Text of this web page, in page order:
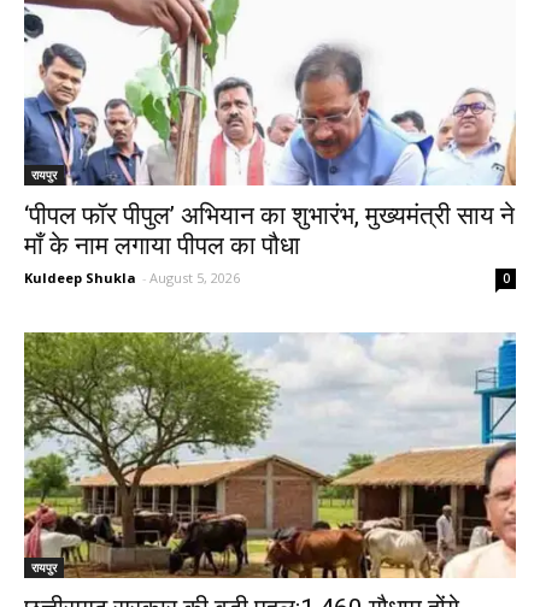
रायपुर
‘पीपल फॉर पीपुल’ अभियान का शुभारंभ, मुख्यमंत्री साय ने
माँ के नाम लगाया पीपल का पौधा
Kuldeep Shukla - August 5, 2026 0
रायपुर